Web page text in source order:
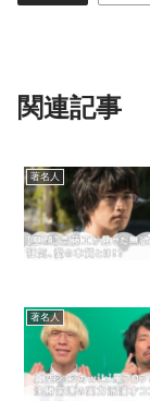
関連記事
著名人
著名人